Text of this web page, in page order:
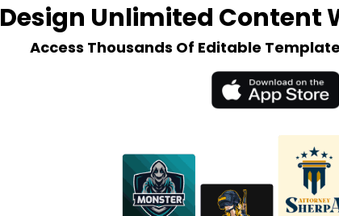
Design Unlimited Content
Access Thousands Of Editable